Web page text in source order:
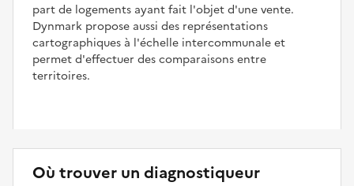
part de logements ayant fait l'objet d'une vente.
Dynmark propose aussi des représentations
cartographiques à l'échelle intercommunale et
permet d'effectuer des comparaisons entre
territoires.
Où trouver un diagnostiqueur